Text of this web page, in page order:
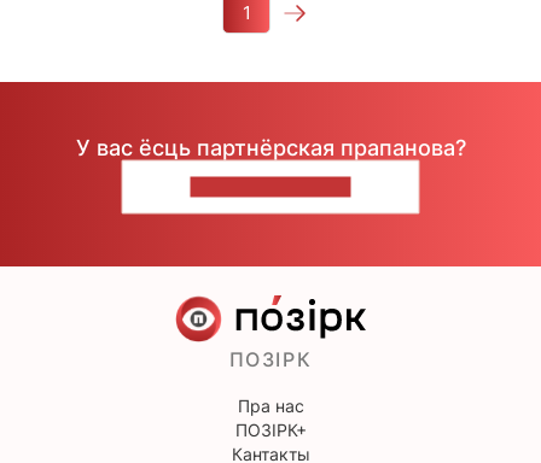
1
У вас ёсць партнёрская прапанова?
ПОЗІРК
Пра нас
ПОЗІРК+
Кантакты